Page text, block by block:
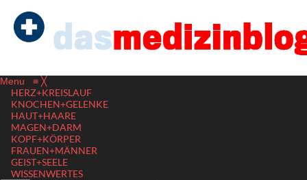
Menu ≡ ╳
HERZ+KREISLAUF
KNOCHEN+GELENKE
HAUT+HAARE
MAGEN+DARM
KOPF+KÖRPER
FRAUEN+MÄNNER
GEIST+SEELE
WISSENWERTES